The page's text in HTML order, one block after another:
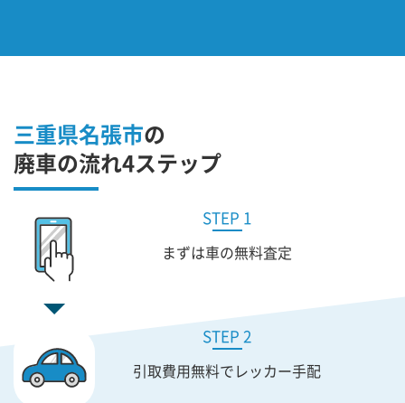
三重県名張市の
廃車の流れ4ステップ
STEP 1
まずは車の無料査定
STEP 2
引取費用無料でレッカー手配